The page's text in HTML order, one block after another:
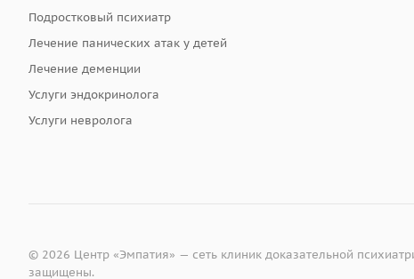
Подростковый психиатр
Лечение панических атак у детей
Лечение деменции
Услуги эндокринолога
Услуги невролога
© 2026 Центр «Эмпатия» — сеть клиник доказательной
защищены.